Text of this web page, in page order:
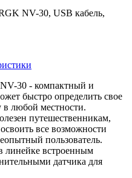
NV-30, USB кабель,
30 - компактный и
быстро определить свое
в любой местности.
путешественникам,
все возможности
пользователь.
линейке встроенным
датчика для